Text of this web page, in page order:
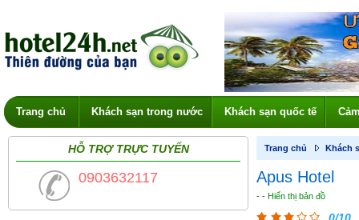
Trang chủ Khách sạn trong nước Khách sạn quốc tế
HỖ TRỢ TRỰC TUYẾN
0903632117
Trang chủ Khách
Apus Hotel
- - Hiển thị bản đồ